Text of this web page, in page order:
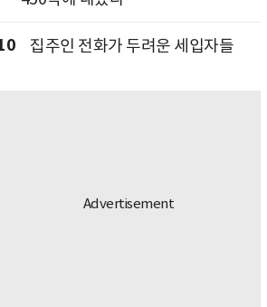
집주인 전화가 두려운 세입자들